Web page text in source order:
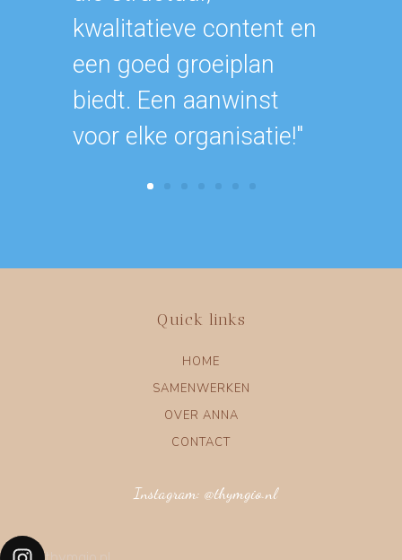
kwalitatieve content en
een goed groeiplan
biedt. Een aanwinst
voor elke organisatie!"
Quick links
HOME
SAMENWERKEN
OVER ANNA
CONTACT
Instagram: @thymgio.nl